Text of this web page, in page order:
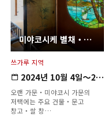
미야코시케 별채・정원
쓰가루 지역
2024년 10월 4일～2024년 11월…
오랜 가문・미야코시 가문의
저택에는 주요 건물・문고
창고・쌀 창…